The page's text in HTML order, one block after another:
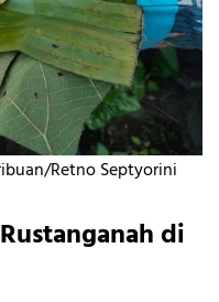
Retno Septyorini
di